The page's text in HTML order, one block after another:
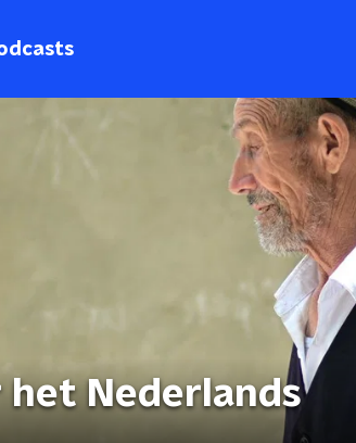
het Nederlands